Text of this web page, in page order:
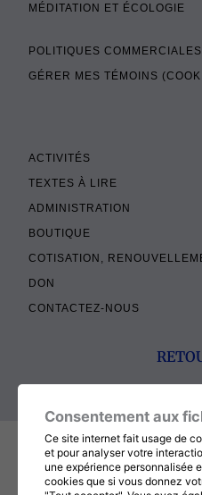
MÉDITATION ET ÉCOLOGIE
POLITIQUES COMMERCIALES
GÉRER MES TÉMOINS
ACTIVITÉS
TEXTES À LIRE
ADMINISTRATION
BOUTIQUE
COTISATION,
DON
CONTACTEZ-NOUS
© 2026MÉDITATION
Consentement aux
Ce site internet fait usage de
et pour analyser votre
une expérience personnalisée
cookies que si vous donnez